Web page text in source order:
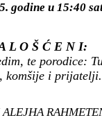
godine u 15:40
L O Š Ć E N I:
te porodice:
komšije i prijatelji.